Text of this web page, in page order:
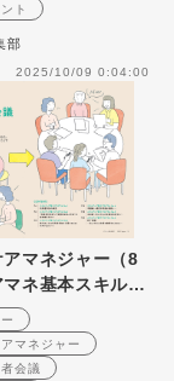
ト
部
2025/10/09 0:04:00
マネジャー（8
ネ基本スキルア
4） 利用者が主
ビス担当者会
マネジャー
会議